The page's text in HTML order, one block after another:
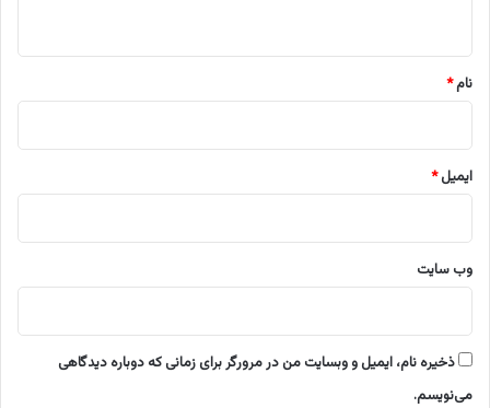
نام*
ایمیل*
وب‌ سایت
ذخیره نام، ایمیل و وبسایت من در مرورگر برای زمانی که دوباره دیدگاهی
می‌نویسم.